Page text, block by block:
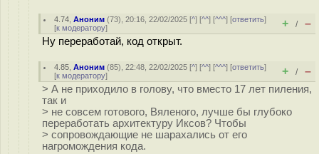
4.74 ,Аноним (73), 20:16, 22/02/2025 [^] [^^] [^^^] [ответить]
[к модератору] + / –
Ну переработай, код открыт.
4.85 ,Аноним (85), 22:48, 22/02/2025 [^] [^^] [^^^] [ответить]
[к модератору] + / –
> А не приходило в голову, что вместо 17 лет пиления,
так и
> не совсем готового, Вяленого, лучше бы глубоко
переработать архитектуру Иксов? Чтобы
> сопровождающие не шарахались от его
нагромождения кода.